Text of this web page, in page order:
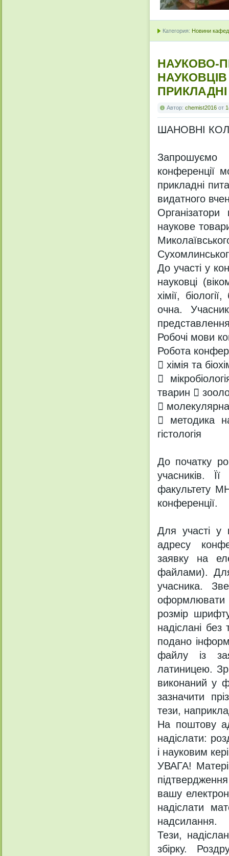
Категория: Новини
НАУКОВО-
ПРИКЛАДНІ
Автор: chemist2016 от
ШАНОВНІ
Запрошуємо
конференції
прикладні
видатного
Організатори
наукове
До участі у
науковці
хімії,
очна.
Робочі мови
Робота
 хімія та

тварин 
 молекулярна
 методика
гістологія
До початку
учасників.
факультету
конференції.
Для участі у
адресу
заявку на
файлами).
учасника.
розмір
надіслані
подано
файлу із
латиницею.
виконаний у
зазначити
тези,
На поштову
надіслати:
і науковим
УВАГА!
вашу
надіслати
надсилання.
Тези,
збірку.